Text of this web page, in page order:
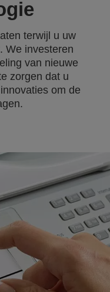
terwijl u uw
We investeren
van nieuwe
zorgen dat u
om de